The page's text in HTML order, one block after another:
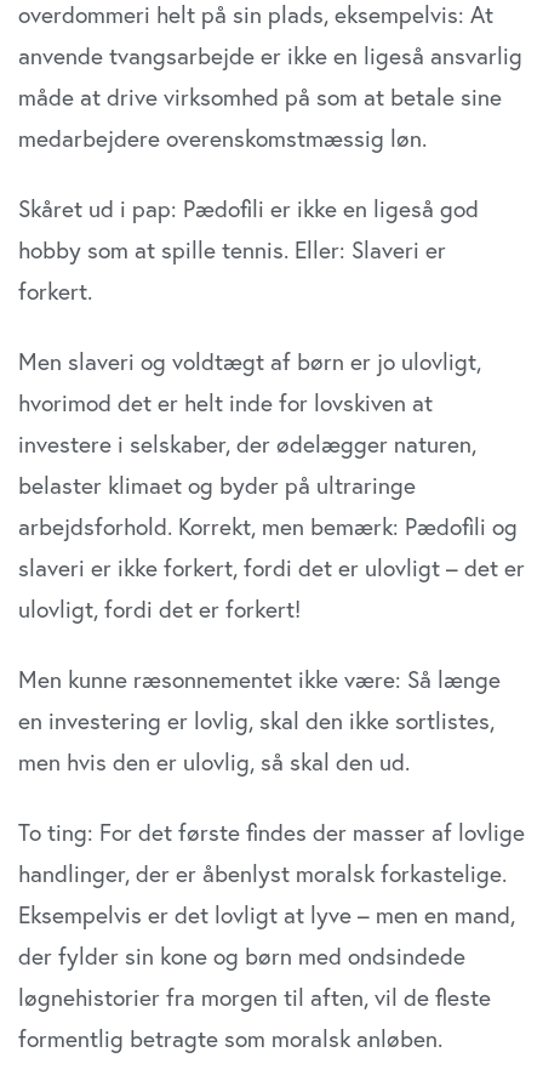
overdommeri helt på sin plads, eksempelvis: At
anvende tvangsarbejde er ikke en ligeså ansvarlig
måde at drive virksomhed på som at betale sine
medarbejdere overenskomstmæssig løn.
Skåret ud i pap: Pædofili er ikke en ligeså god
hobby som at spille tennis. Eller: Slaveri er
forkert.
Men slaveri og voldtægt af børn er jo ulovligt,
hvorimod det er helt inde for lovskiven at
investere i selskaber, der ødelægger naturen,
belaster klimaet og byder på ultraringe
arbejdsforhold. Korrekt, men bemærk: Pædofili og
slaveri er ikke forkert, fordi det er ulovligt – det er
ulovligt, fordi det er forkert!
Men kunne ræsonnementet ikke være: Så længe
en investering er lovlig, skal den ikke sortlistes,
men hvis den er ulovlig, så skal den ud.
To ting: For det første findes der masser af lovlige
handlinger, der er åbenlyst moralsk forkastelige.
Eksempelvis er det lovligt at lyve – men en mand,
der fylder sin kone og børn med ondsindede
løgnehistorier fra morgen til aften, vil de fleste
formentlig betragte som moralsk anløben.